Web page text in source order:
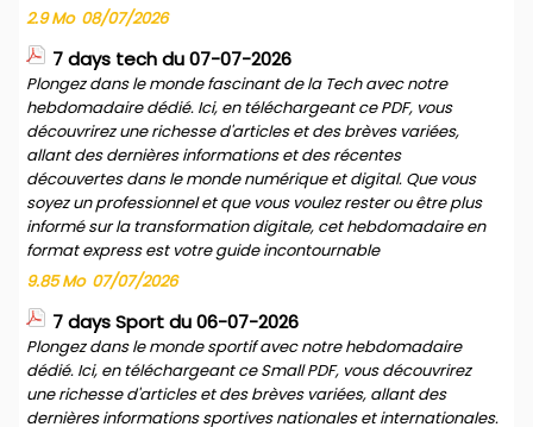
2.9 Mo 08/07/2026
7 days tech du 07-07-2026
Plongez dans le monde fascinant de la Tech avec notre
hebdomadaire dédié. Ici, en téléchargeant ce PDF, vous
découvrirez une richesse d'articles et des brèves variées,
allant des dernières informations et des récentes
découvertes dans le monde numérique et digital. Que vous
soyez un professionnel et que vous voulez rester ou être plus
informé sur la transformation digitale, cet hebdomadaire en
format express est votre guide incontournable
9.85 Mo 07/07/2026
7 days Sport du 06-07-2026
Plongez dans le monde sportif avec notre hebdomadaire
dédié. Ici, en téléchargeant ce Small PDF, vous découvrirez
une richesse d'articles et des brèves variées, allant des
dernières informations sportives nationales et internationales.